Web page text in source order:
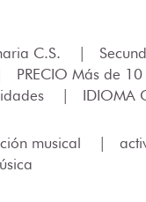
C.S. |
PRECIO Más de 10
| IDIOMA
musical |